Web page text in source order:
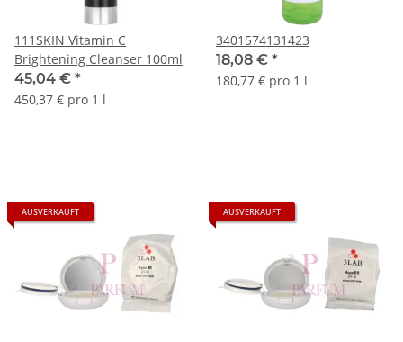
111SKIN Vitamin C
Brightening Cleanser 100ml
45,04 € *
450,37 € pro 1 l
3401574131423
18,08 € *
180,77 € pro 1 l
AUSVERKAUFT AUSVERKAUFT